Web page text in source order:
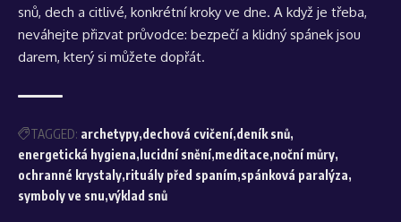
snů, dech a citlivé, konkrétní kroky ve dne. A když je třeba,
neváhejte přizvat průvodce: bezpečí a klidný spánek jsou
darem, který si můžete dopřát.
TAGGED: archetypy dechová cvičení deník snů
energetická hygiena lucidní snění meditace noční můry
ochranné krystaly rituály před spaním spánková paralýza
symboly ve snu výklad snů